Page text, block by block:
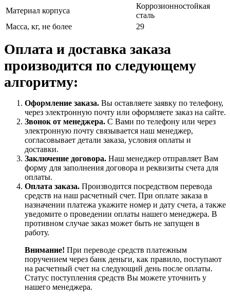
Материал корпуса
Коррозионностойкая
сталь
Масса, кг, не более
29
Оплата и доставка заказа
производится по следующему
алгоритму:
Оформление заказа. Вы оставляете заявку по телефону,
через электронную почту или оформляете заказ на сайте.
Звонок от менеджера. С Вами по телефону или через
электронную почту связывается наш менеджер,
согласовывает детали заказа, условия оплаты и
доставки.
Заключение договора. Наш менеджер отправляет Вам
форму для заполнения договора и реквизиты счета для
оплаты.
Оплата заказа. Производится посредством перевода
средств на наш расчетный счет. При оплате заказа в
назначении платежа укажите номер и дату счета, а также
уведомите о проведении оплаты нашего менеджера. В
противном случае заказ может быть не запущен в
работу.
Внимание! При переводе средств платежным
поручением через банк деньги, как правило, поступают
на расчетный счет на следующий день после оплаты.
Статус поступления средств Вы можете уточнить у
нашего менеджера.